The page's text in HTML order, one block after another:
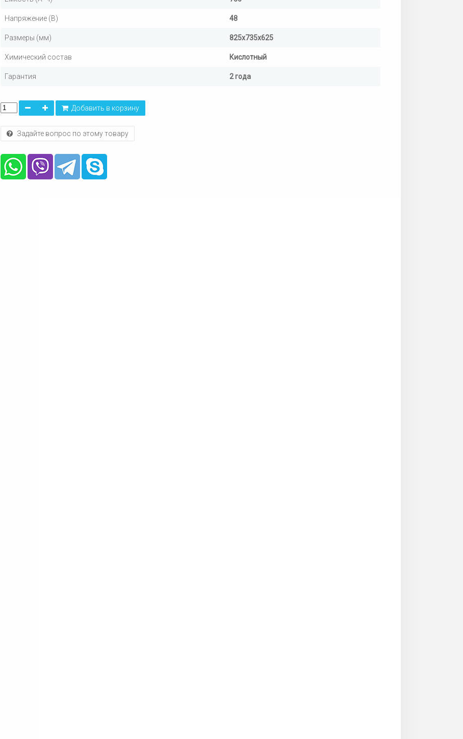
Напряжение (В) 48
Размеры (мм) 825х735х625
Химический состав Кислотный
Гарантия 2 года
Добавить в корзину
Задайте вопрос по этому товару